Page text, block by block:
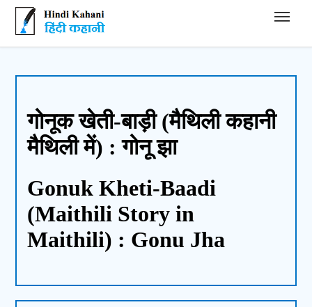
Hindi Kahani - हिंदी कहानी
गोनूक खेती-बाड़ी (मैथिली कहानी
मैथिली में) : गोनू झा
Gonuk Kheti-Baadi
(Maithili Story in
Maithili) : Gonu Jha